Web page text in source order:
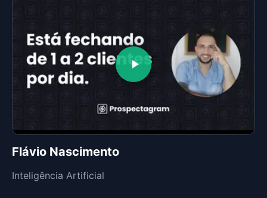
Flávio Nascimento
Inteligência Artificial